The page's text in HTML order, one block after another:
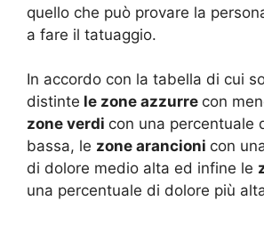
quello che può provare la
a fare il tatuaggio.
In accordo con la tabella di cui
distinte le zone azzurre con
zone verdi con una percentuale
bassa, le zone arancioni con
di dolore medio alta ed infine le
una percentuale di dolore più